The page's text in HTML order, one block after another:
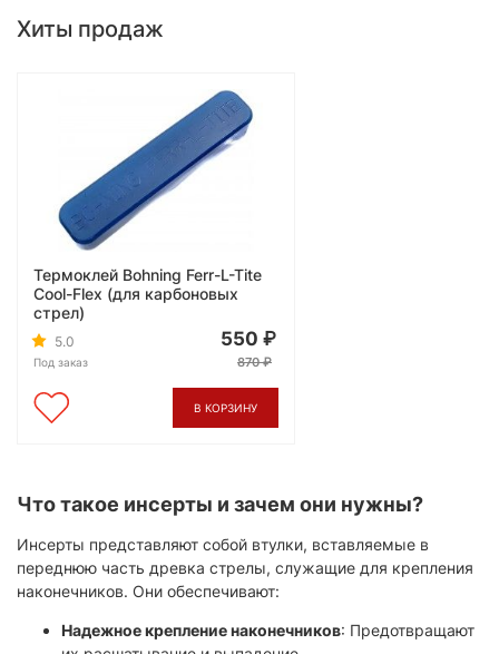
Хиты продаж
Термоклей Bohning Ferr-L-Tite
Cool-Flex (для карбоновых
стрел)
5.0
Под заказ
550
870
В КОРЗИНУ
Что такое инсерты и зачем они нужны?
Инсерты представляют собой втулки, вставляемые в
переднюю часть древка стрелы, служащие для крепления
наконечников. Они обеспечивают:
Надежное крепление наконечников: Предотвращают